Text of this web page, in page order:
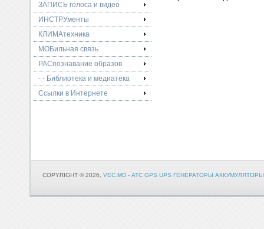
ЗАПИСЬ голоса и видео
ИНСТРУменты
КЛИМАтехника
МОБильная связь
РАСпознавание образов
- - Библиотека и медиатека
Ссылки в Интернете
COPYRIGHT © 2026, VEC.MD - АТС GPS UPS ГЕНЕРАТОРЫ